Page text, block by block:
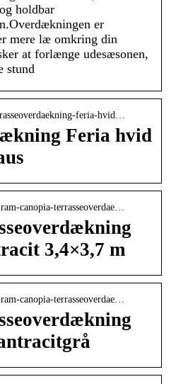
holdbar
er
mere læ omkring din
at forlænge udesæsonen,
stund
feria-hvid…
Feria hvid
canopia-terrasseoverdae…
3,4×3,7 m
canopia-terrasseoverdae…